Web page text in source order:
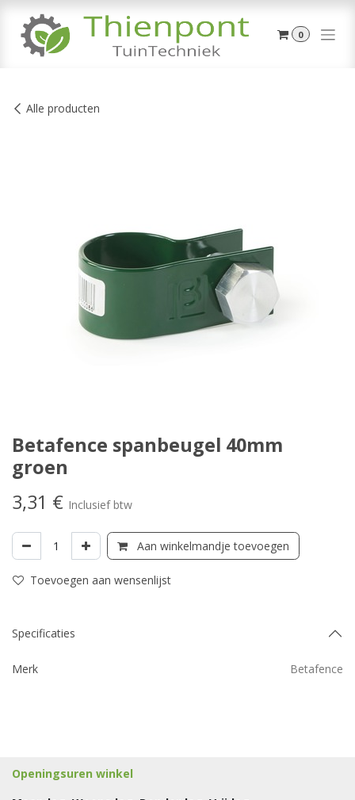
0
Alle producten
Betafence spanbeugel 40mm
groen
3,31 € Inclusief btw
Aan winkelmandje toevoegen
Toevoegen aan wensenlijst
Specificaties
Merk Betafence
Openingsuren winkel